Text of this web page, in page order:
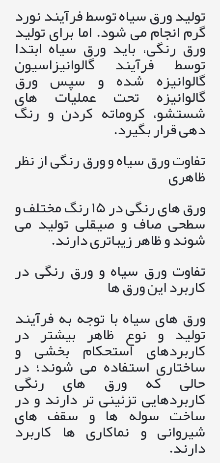
تولید ورق سیاه توسط فرآیند نورد
گرم انجام می شود. اما برای تولید
ورق رنگی، باید ورق سیاه ابتدا
توسط فرآیند گالوانیزاسیون
گالوانیزه شده و سپس ورق
گالوانیزه تحت عملیات های
شستشو، کروماته کردن و رنگ
دهی قرار بگیرد.
تفاوت ورق سیاه و ورق رنگی از نظر
ظاهری
ورق های رنگی در 15 رنگ مختلف و
سطحی صاف و صیقلی تولید می
شوند و ظاهر زیباتری دارند.
تفاوت ورق سیاه و ورق رنگی در
کاربرد این ورق ها
ورق های سیاه با توجه به فرآیند
تولید و نوع ظاهر بیشتر در
کاربردهای استحکام بخشی و
ساختاری استفاده می شوند؛ در
حالی که ورق های رنگی
کاربردهایی تزئینی تر دارند و در
ساخت سوله ها و سقف های
شیروانی و نماکاری ها کاربرد
دارند.